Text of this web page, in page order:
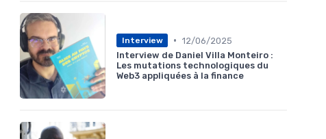
Interview • 12/06/2025
Interview de Daniel Villa Monteiro :
Les mutations technologiques du
Web3 appliquées à la finance